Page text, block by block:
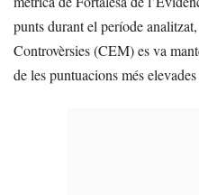
punts durant el període
Controvèrsies (CEM) es va
de les puntuacions més